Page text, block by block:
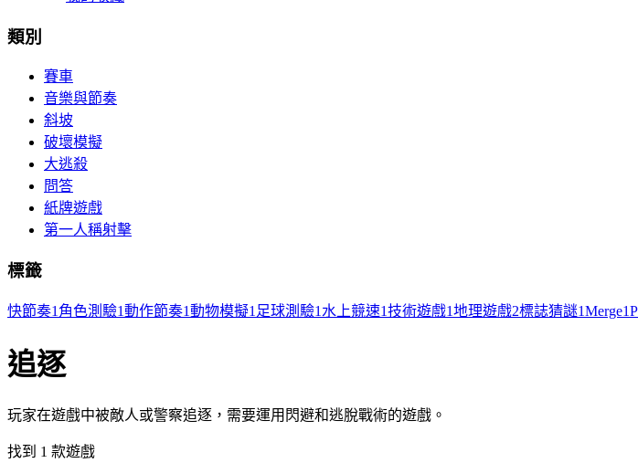
類別
賽車
音樂與節奏
斜坡
破壞模擬
大逃殺
問答
紙牌遊戲
第一人稱射擊
標籤
快節奏1 角色測驗1動作節奏1動物模擬1 足球測驗1 水上競速1技術遊戲1地理遊戲2標誌猜謎1Merge1
追逐
玩家在遊戲中被敵人或警察追逐，需要運用閃避和逃脫戰術的遊戲。
找到 1 款遊戲